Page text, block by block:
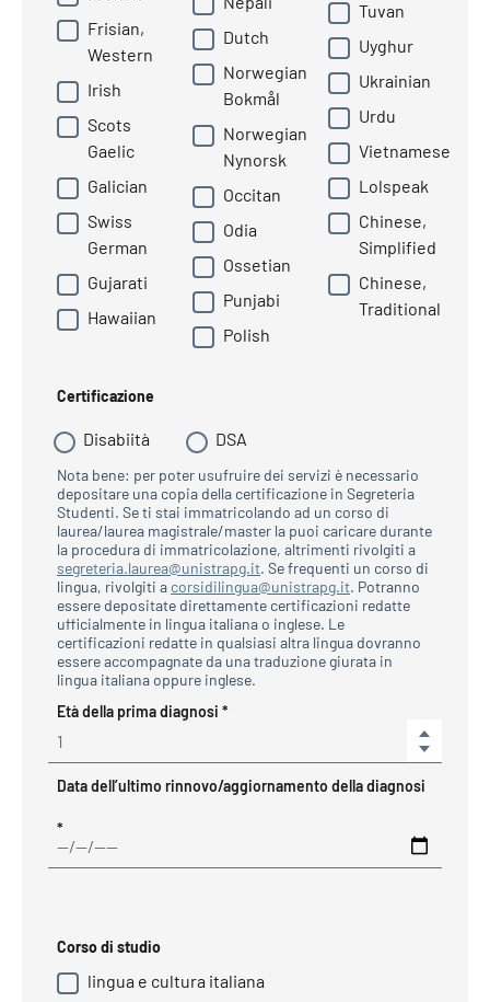
Frisian,
Western
Irish
Scots
Gaelic
Galician
Swiss
German
Gujarati
Hawaiian
Dutch
Norwegian
Bokmål
Norwegian
Nynorsk
Occitan
Odia
Ossetian
Punjabi
Polish
Tuvan
Uyghur
Ukrainian
Urdu
Vietnamese
Lolspeak
Chinese,
Simplified
Chinese,
Traditional
Certificazione
Disabiità DSA
Nota bene: per poter usufruire dei servizi è necessario
depositare una copia della certificazione in Segreteria
Studenti. Se ti stai immatricolando ad un corso di
laurea/laurea magistrale/master la puoi caricare durante
la procedura di immatricolazione, altrimenti rivolgiti a
segreteria.laurea@unistrapg.it. Se frequenti un corso di
lingua, rivolgiti a corsidilingua@unistrapg.it. Potranno
essere depositate direttamente certificazioni redatte
ufficialmente in lingua italiana o inglese. Le
certificazioni redatte in qualsiasi altra lingua dovranno
essere accompagnate da una traduzione giurata in
lingua italiana oppure inglese.
Età della prima diagnosi *
Data dell’ultimo rinnovo/aggiornamento della diagnosi
*
Corso di studio
lingua e cultura italiana